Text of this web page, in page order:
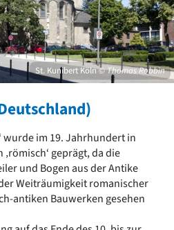
Bauten NRW 2020
St. Kunibert Köln© Thomas Robbin
wurde im 19. Jahrhundert in
geprägt, da die
und Bogen aus der Antike
Weiträumigkeit romanischer
antiken Bauwerken gesehen